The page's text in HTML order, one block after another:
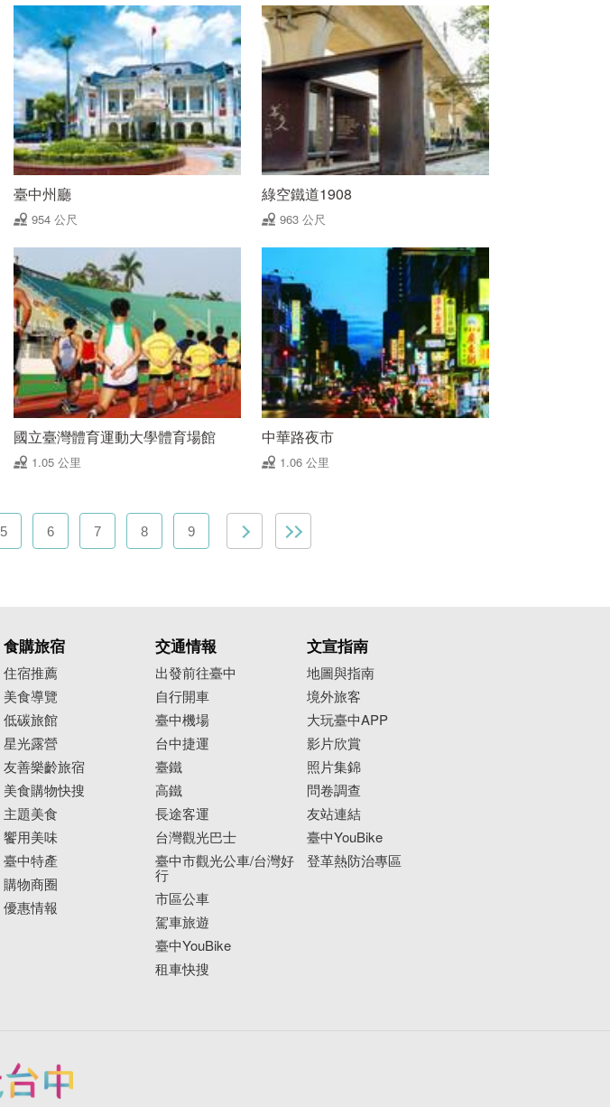
臺中州廳
954 公尺
綠空鐵道1908
963 公尺
國立臺灣體育運動大學體育場館
1.05 公里
中華路夜市
1.06 公里
5 6 7 8 9
食購旅宿
住宿推薦
美食導覽
低碳旅館
星光露營
友善樂齡旅宿
美食購物快搜
主題美食
饗用美味
臺中特產
購物商圈
優惠情報
交通情報
出發前往臺中
自行開車
臺中機場
台中捷運
臺鐵
高鐵
長途客運
台灣觀光巴士
臺中市觀光公車/台灣好
行
市區公車
駕車旅遊
臺中YouBike
租車快搜
文宣指南
地圖與指南
境外旅客
大玩臺中APP
影片欣賞
照片集錦
問卷調查
友站連結
臺中YouBike
登革熱防治專區